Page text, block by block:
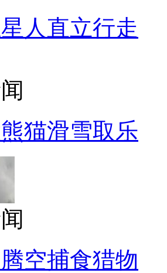
人直立行走
猫滑雪取乐
空捕食猎物